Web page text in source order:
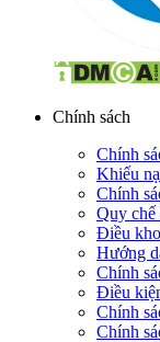
Chính sách
Chính
Khiếu
Chính
Quy chế
Điều
Hướng
Chính
Điều
Chính
Chính